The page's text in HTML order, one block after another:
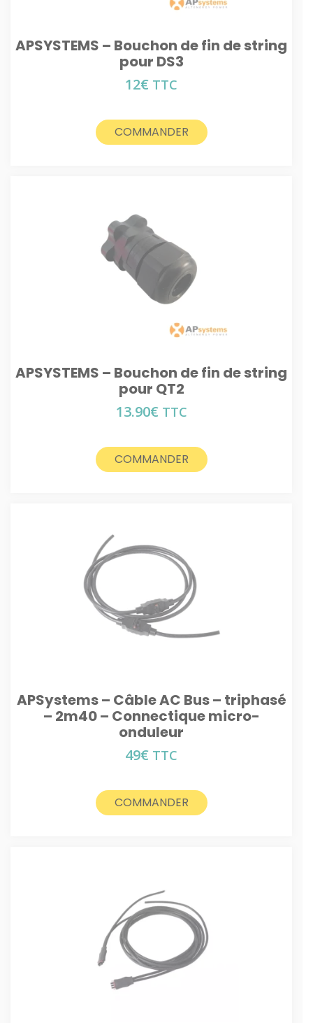
APSYSTEMS – Bouchon de fin de string
pour DS3
12€ TTC
COMMANDER
APSYSTEMS – Bouchon de fin de string
pour QT2
13.90€ TTC
COMMANDER
APSystems – Câble AC Bus – triphasé
– 2m40 – Connectique micro-
onduleur
49€ TTC
COMMANDER